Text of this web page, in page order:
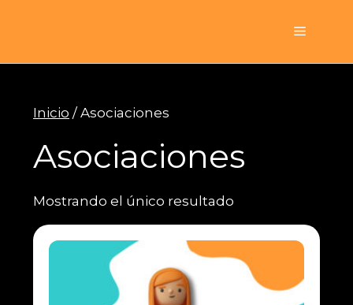
Menú
Inicio / Asociaciones
Asociaciones
Mostrando el único resultado